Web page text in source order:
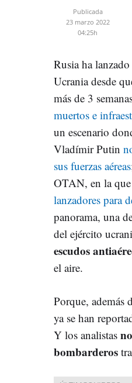
Publicada
23 marzo 2022
04:25h
Rusia ha
Ucrania desde
más de 3
muertos e
un escenario
Vladímir Putin
sus fuerzas aéreas
OTAN, en la
lanzadores para
panorama, una
del ejército
escudos
el aire.
Porque, además
ya se han
Y los analistas
bombarderos